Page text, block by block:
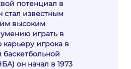
потенциал в
стал известным
высоким
умению играть в
игрока в
он начал в 1973